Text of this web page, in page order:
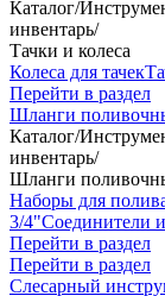
Каталог/
инвентарь/
Тачки и колеса
Колеса для тачек
Перейти в раздел
Шланги
Каталог/
инвентарь/
Шланги
Наборы для
3/4"Соединители
Перейти в раздел
Перейти в раздел
Слесарный